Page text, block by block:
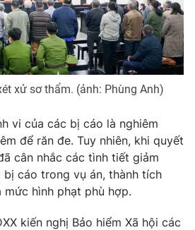
xử sơ thẩm. (ảnh: Phùng Anh)
vi của các bị cáo là nghiêm
để răn đe. Tuy nhiên, khi quyết
cân nhắc các tình tiết giảm
cáo trong vụ án, thành tích
hình phạt phù hợp.
kiến nghị Bảo hiểm Xã hội các